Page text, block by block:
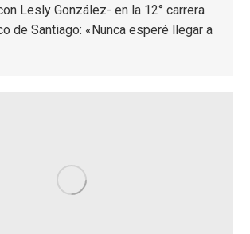
Lesly González- en la 12° carrera
de Santiago: «Nunca esperé llegar a